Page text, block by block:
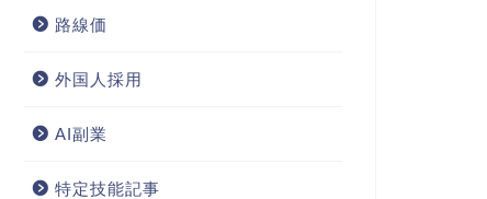
路線価
外国人採用
AI副業
特定技能記事